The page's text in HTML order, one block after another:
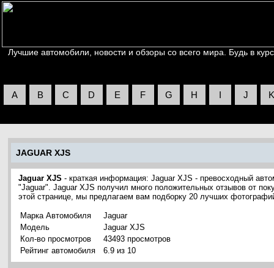
Лучшие автомобили, новости и обзоры со всего мира. Будь в
A B C D E F G H I J K
JAGUAR XJS
Jaguar XJS - краткая информация: Jaguar XJS - превосходный
"Jaguar". Jaguar XJS получил много положительных отзывов от
этой странице, мы предлагаем вам подборку 20 лучших
Марка Автомобиля
Jaguar
Модель
Jaguar XJS
Кол-во просмотров
43493 просмотров
Рейтинг автомобиля
6.9 из 10